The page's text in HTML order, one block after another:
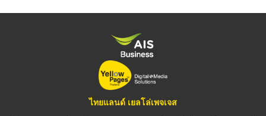
ไทยแลนด์ เยลโล่เพจเจส